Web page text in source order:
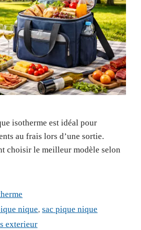
isotherme est idéal pour
au frais lors d’une sortie.
choisir le meilleur modèle selon
nique,sac pique nique
exterieur